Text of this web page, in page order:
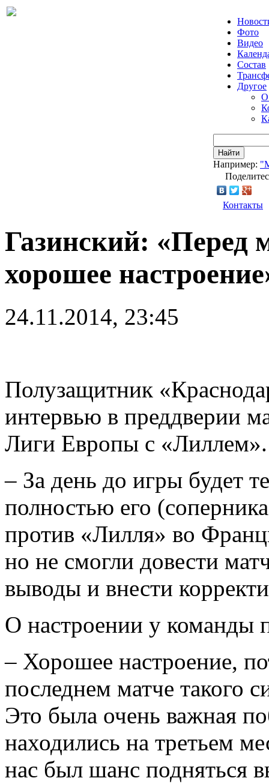
Фото
Видео
Состав
Другое
О
Найти
Например:
Контакты
Газинский: «Перед
хорошее
24.11.2014, 23:45
Полузащитник
интервью в преддверии
Лиги Европы с «Лиллем».
– За день до игры будет
полностью его
против «Лилля» во
но не смогли довести
выводы и внести
О настроении у команды
– Хорошее настроение,
последнем матче такого
Это была очень важная
находились на третьем
нас был шанс подняться